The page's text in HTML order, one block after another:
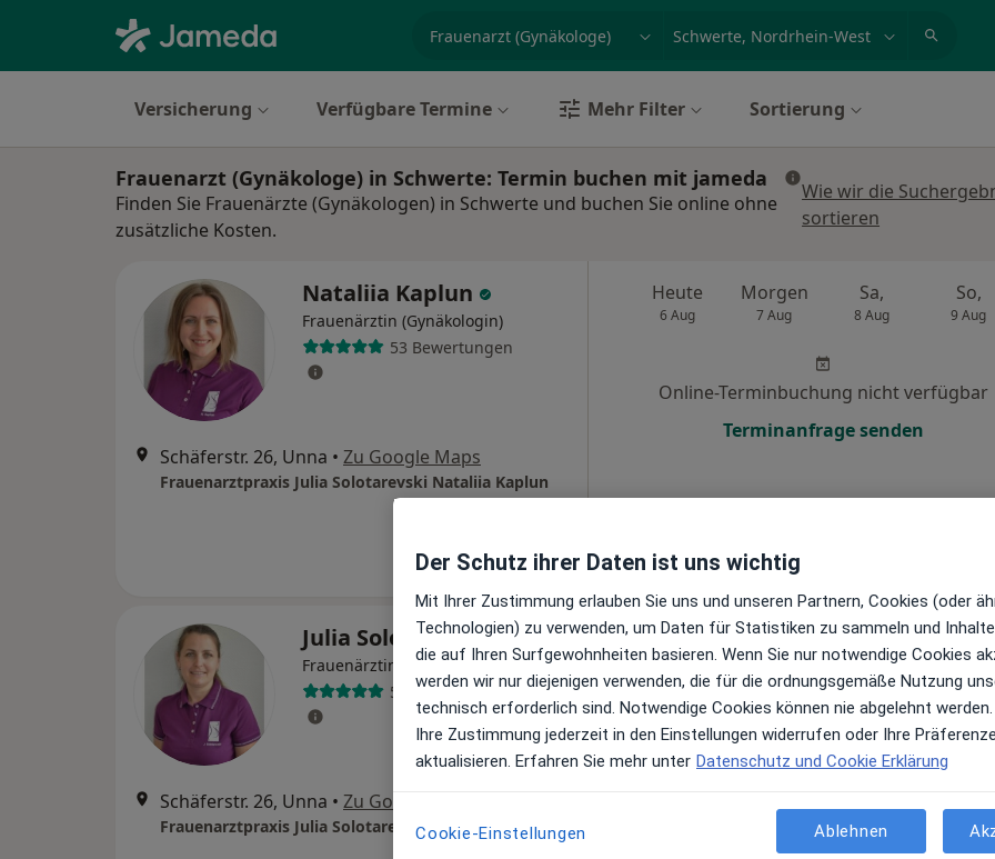
Versicherung Verfügbare Termine Mehr Filter Sortierung
Frauenarzt (Gynäkologe) in Schwerte: Termin buchen mit jameda
Finden Sie Frauenärzte (Gynäkologen) in Schwerte und buchen Sie online ohne
zusätzliche Kosten.
Wie wir die
sortieren
Nataliia Kaplun
Frauenärztin (Gynäkologin)
53 Bewertungen
Schäferstr. 26, Unna • Zu Google Maps
Frauenarztpraxis Julia Solotarevski Nataliia Kaplun
Heute
6 Aug
Morgen
7 Aug
Sa,
8 Aug
So,
9 Aug
Online-Terminbuchung nicht verfügbar
Terminanfrage senden
Julia Solotarevski
Frauenärztin (Gynäkologin)
57 Bewertungen
Schäferstr. 26, Unna • Zu Google Maps
Frauenarztpraxis Julia Solotarevski Nataliia Kaplun
Heute
6 Aug
Morgen
7 Aug
Sa,
8 Aug
So,
9 Aug
Online-Terminbuchung nicht verfügbar
Terminanfrage senden
Der Schutz ihrer Daten ist uns wichtig
Mit Ihrer Zustimmung erlauben Sie uns und unseren Partnern, Cookies (oder
Technologien) zu verwenden, um Daten für Statistiken zu sammeln und
die auf Ihren Surfgewohnheiten basieren. Wenn Sie nur notwendige Cookies
werden wir nur diejenigen verwenden, die für die ordnungsgemäße Nutzung
technisch erforderlich sind. Notwendige Cookies können nie abgelehnt werden.
Ihre Zustimmung jederzeit in den Einstellungen widerrufen oder Ihre
aktualisieren. Erfahren Sie mehr unter Datenschutz und Cookie Erklärung
Cookie-Einstellungen Ablehnen